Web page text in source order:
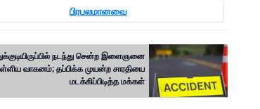
பிரபலமானவை
நடந்து சென்ற இளைஞனை
வாகனம்; தப்பிக்க முயன்ற சாரதியை
மடக்கிப்பிடித்த மக்கள்